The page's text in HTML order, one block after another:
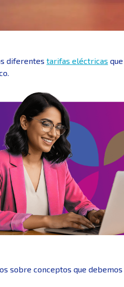
diferentes tarifas eléctricas
sobre conceptos que